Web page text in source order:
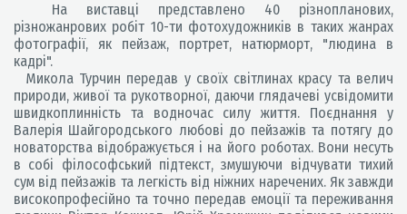
На виставці представлено 40 різнопланових,
різножанрових робіт 10-ти фотохудожників в таких жанрах
фотографії, як пейзаж, портрет, натюрморт, "людина в
кадрі".
Микола Турчин передав у своїх світлинах красу та велич
природи, живої та рукотворної, даючи глядачеві усвідомити
швидкоплинність та водночас силу життя. Поєднання у
Валерія Шайгородського любові до пейзажів та потягу до
новаторства відображується і на його роботах. Вони несуть
в собі філософський підтекст, змушуючи відчувати тихий
сум від пейзажів та легкість від ніжних наречених. Як завжди
високопрофесійно та точно передав емоції та переживання